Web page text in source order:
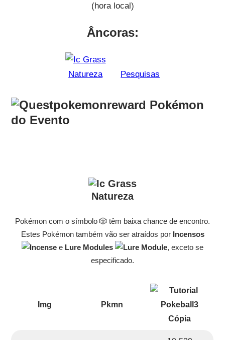
(hora local)
Âncoras:
Natureza Pesquisas
Pokémon
do Evento
Natureza
Pokémon com o símbolo 🎲 têm baixa chance de encontro.
Estes Pokémon também vão ser atraídos por Incensos
e Lure Modules
, exceto se
especificado.
Img Pkmn